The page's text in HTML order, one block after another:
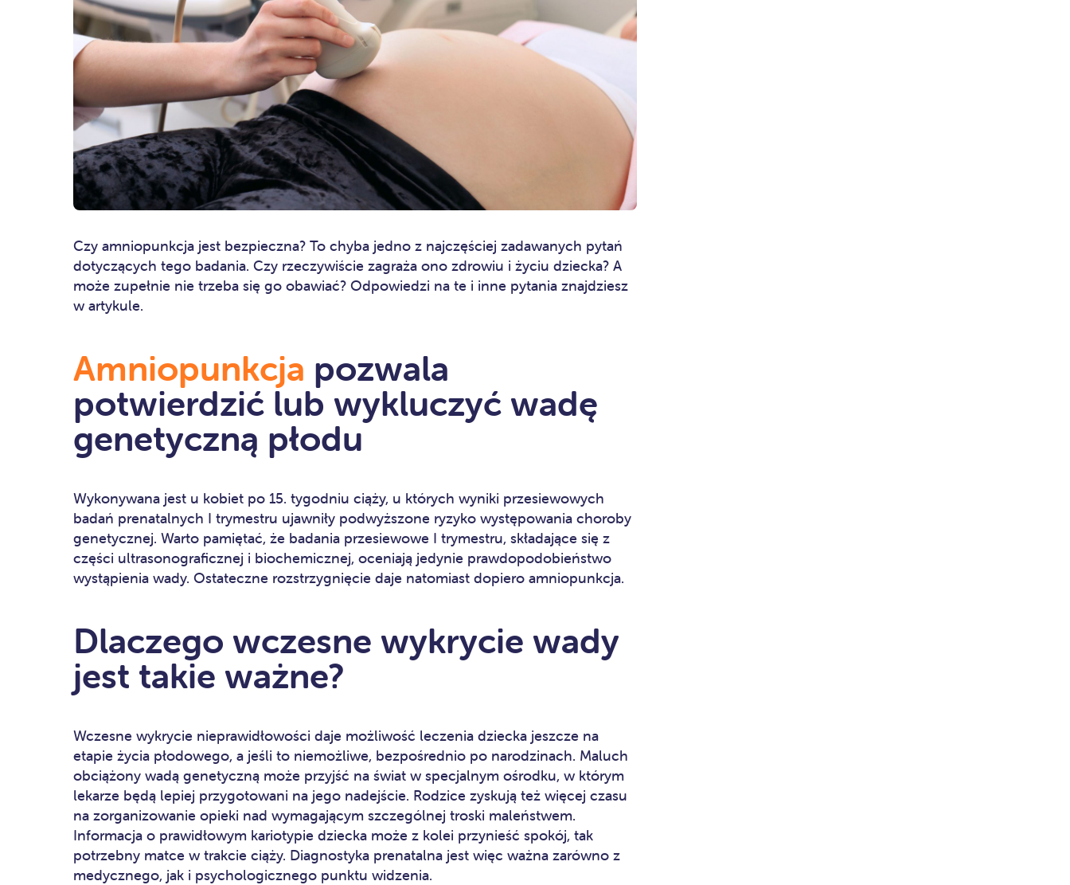
Czy amniopunkcja jest bezpieczna? To chyba jedno z najczęściej zadawanych pytań
dotyczących tego badania. Czy rzeczywiście zagraża ono zdrowiu i życiu dziecka? A
może zupełnie nie trzeba się go obawiać? Odpowiedzi na te i inne pytania znajdziesz
w artykule.
Amniopunkcja pozwala
potwierdzić lub wykluczyć wadę
genetyczną płodu
Wykonywana jest u kobiet po 15. tygodniu ciąży, u których wyniki przesiewowych
badań prenatalnych I trymestru ujawniły podwyższone ryzyko występowania choroby
genetycznej. Warto pamiętać, że badania przesiewowe I trymestru, składające się z
części ultrasonograficznej i biochemicznej, oceniają jedynie prawdopodobieństwo
wystąpienia wady. Ostateczne rozstrzygnięcie daje natomiast dopiero amniopunkcja.
Dlaczego wczesne wykrycie wady
jest takie ważne?
Wczesne wykrycie nieprawidłowości daje możliwość leczenia dziecka jeszcze na
etapie życia płodowego, a jeśli to niemożliwe, bezpośrednio po narodzinach. Maluch
obciążony wadą genetyczną może przyjść na świat w specjalnym ośrodku, w którym
lekarze będą lepiej przygotowani na jego nadejście. Rodzice zyskują też więcej czasu
na zorganizowanie opieki nad wymagającym szczególnej troski maleństwem.
Informacja o prawidłowym kariotypie dziecka może z kolei przynieść spokój, tak
potrzebny matce w trakcie ciąży. Diagnostyka prenatalna jest więc ważna zarówno z
medycznego, jak i psychologicznego punktu widzenia.